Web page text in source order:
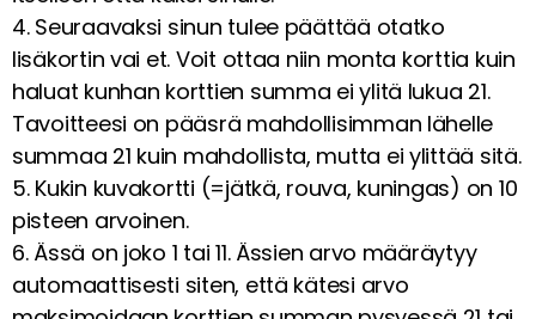
4. Seuraavaksi sinun tulee päättää otatko
lisäkortin vai et. Voit ottaa niin monta korttia kuin
haluat kunhan korttien summa ei ylitä lukua 21.
Tavoitteesi on pääsrä mahdollisimman lähelle
summaa 21 kuin mahdollista, mutta ei ylittää sitä.
5. Kukin kuvakortti (=jätkä, rouva, kuningas) on 10
pisteen arvoinen.
6. Ässä on joko 1 tai 11. Ässien arvo määräytyy
automaattisesti siten, että kätesi arvo